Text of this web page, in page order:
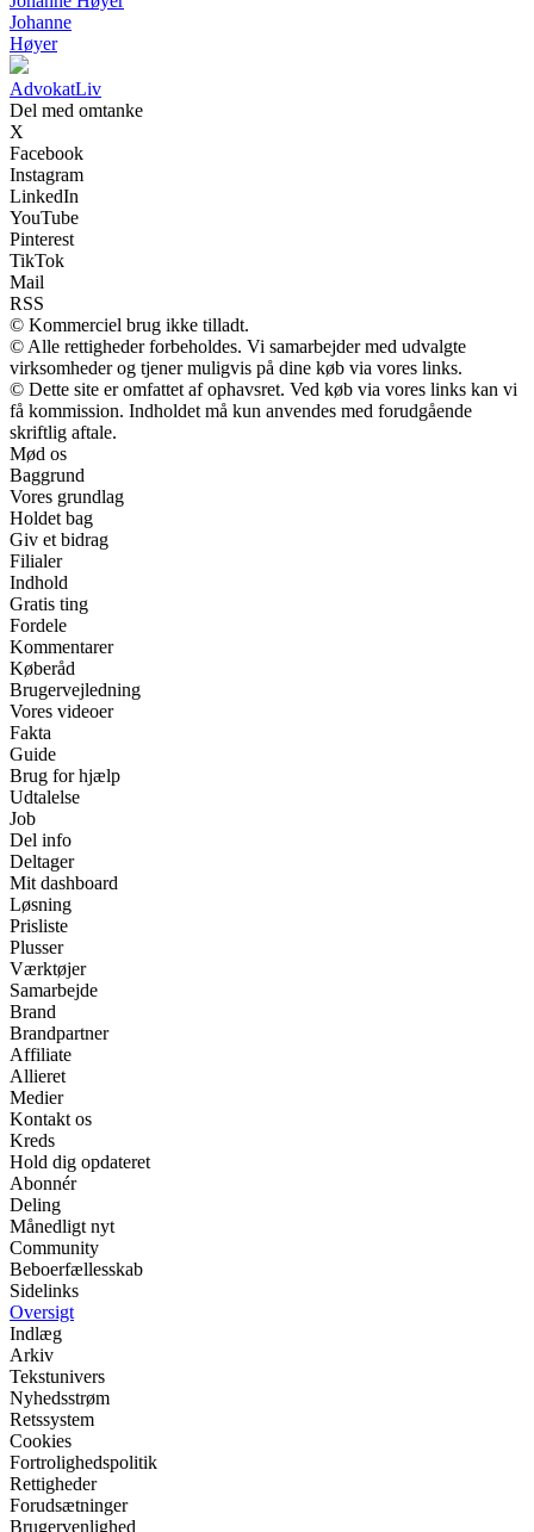
Johanne
Høyer
AdvokatLiv
Del med omtanke
X
Facebook
Instagram
LinkedIn
YouTube
Pinterest
TikTok
Mail
RSS
© Kommerciel brug ikke tilladt.
© Alle rettigheder forbeholdes. Vi samarbejder med udvalgte
virksomheder og tjener muligvis på dine køb via vores links.
© Dette site er omfattet af ophavsret. Ved køb via vores links kan vi
få kommission. Indholdet må kun anvendes med forudgående
skriftlig aftale.
Mød os
Baggrund
Vores grundlag
Holdet bag
Giv et bidrag
Filialer
Indhold
Gratis ting
Fordele
Kommentarer
Køberåd
Brugervejledning
Vores videoer
Fakta
Guide
Brug for hjælp
Udtalelse
Job
Del info
Deltager
Mit dashboard
Løsning
Prisliste
Plusser
Værktøjer
Samarbejde
Brand
Brandpartner
Affiliate
Allieret
Medier
Kontakt os
Kreds
Hold dig opdateret
Abonnér
Deling
Månedligt nyt
Community
Beboerfællesskab
Sidelinks
Oversigt
Indlæg
Arkiv
Tekstunivers
Nyhedsstrøm
Retssystem
Cookies
Fortrolighedspolitik
Rettigheder
Forudsætninger
Brugervenlighed